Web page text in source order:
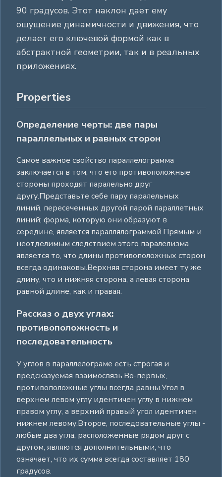
90 градусов. Этот наклон дает ему
ощущение динамичности и движения, что
делает его ключевой формой как в
абстрактной геометрии, так и в реальных
приложениях.
Properties
Определение черты: две пары
параллельных и равных сторон
Самое важное свойство параллелограмма
заключается в том, что его противоположные
стороны проходят паралельно друг
другу.Представьте себе пару паралельных
линий, пересеченных другой парой параллетных
линий; форма, которую они образуют в
середине, является параллялограммой.Прямым и
неотделимым следствием этого паралелизма
является то, что длины противоположных сторон
всегда одинаковы.Верхняя сторона имеет ту же
длину, что и нижняя сторона, а левая сторона
равной длине, как и правая.
Рассказ о двух углах:
противоположность и
последовательность
У углов в параллелограме есть строгая и
предсказуемая взаимосвязь.Во-первых,
противоположные углы всегда равны.Угол в
верхнем левом углу идентичен углу в нижнем
правом углу, а верхний правый угол идентичен
нижнем левому.Второе, последовательные углы -
любые два угла, расположенные рядом друг с
другом, являются дополнительными, что
означает, что их сумма всегда составляет 180
градусов.